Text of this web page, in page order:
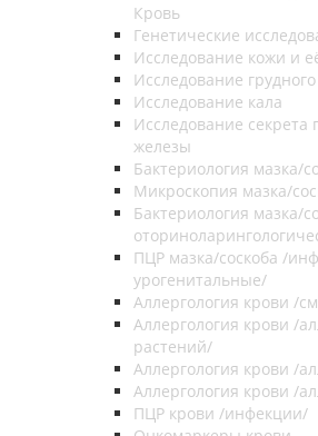
Кровь
Генетические
Исследование кожи и
Исследование
Исследование кала
Исследование секрета
железы
Бактериология мазка/
Микроскопия мазка/
Бактериология мазка/
ПЦР мазка/соскоба /
урогенитальные/
Аллергология крови /
Аллергология крови /
растений/
Аллергология крови /
Аллергология крови /
ПЦР крови /инфекции/